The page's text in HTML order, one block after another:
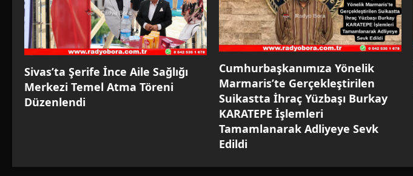
t
i
o
n
Sivas’ta Şerife İnce Aile Sağlığı
Merkezi Temel Atma Töreni
Düzenlendi
Cumhurbaşkanımıza Yönelik
Marmaris’te Gerçekleştirilen
Suikastta İhraç Yüzbaşı Burkay
KARATEPE İşlemleri
Tamamlanarak Adliyeye Sevk
Edildi